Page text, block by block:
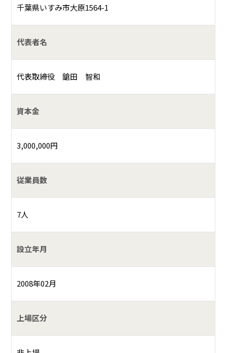
千葉県いすみ市大原1564-1
代表者名
代表取締役 鎗田 智和
資本金
3,000,000円
従業員数
7人
設立年月
2008年02月
上場区分